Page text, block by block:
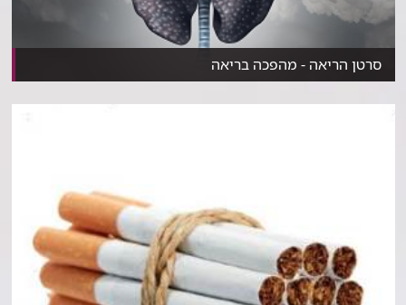
סרטן הריאה - מהפכה בריאה
​במשך שנים נחשב סרטן הריאה למוביל ברשימת הגורמים ל...